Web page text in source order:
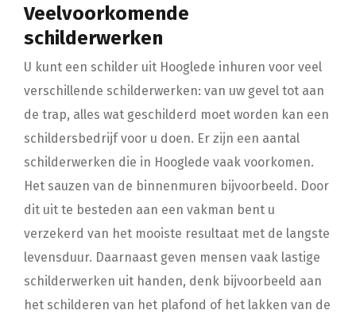
Veelvoorkomende
schilderwerken
U kunt een schilder uit Hooglede inhuren voor veel
verschillende schilderwerken: van uw gevel tot aan
de trap, alles wat geschilderd moet worden kan een
schildersbedrijf voor u doen. Er zijn een aantal
schilderwerken die in Hooglede vaak voorkomen.
Het sauzen van de binnenmuren bijvoorbeeld. Door
dit uit te besteden aan een vakman bent u
verzekerd van het mooiste resultaat met de langste
levensduur. Daarnaast geven mensen vaak lastige
schilderwerken uit handen, denk bijvoorbeeld aan
het schilderen van het plafond of het lakken van de